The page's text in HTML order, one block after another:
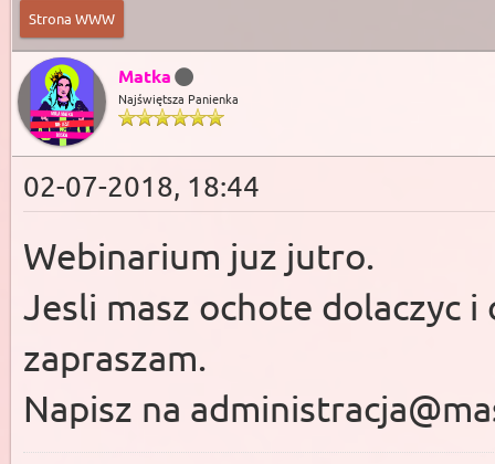
Strona WWW
Matka
Najświętsza Panienka
02-07-2018, 18:44
Webinarium juz jutro.
Jesli masz ochote dolaczyc
zapraszam.
Napisz na